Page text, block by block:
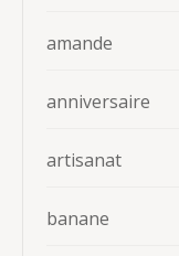
amande
anniversaire
artisanat
banane